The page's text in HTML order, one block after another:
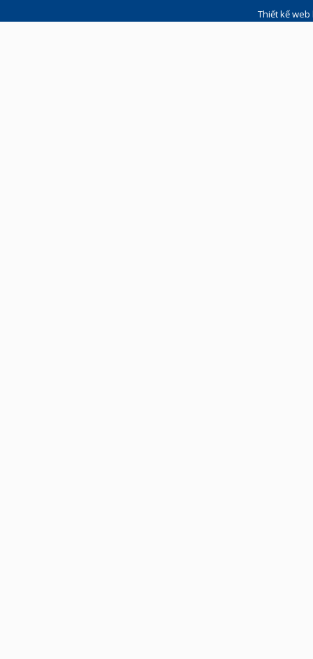
Thiết kế web